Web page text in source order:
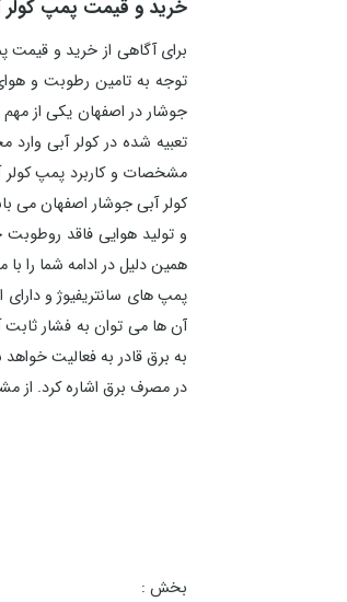
خرید و قیمت پمپ کولر
برای آگاهی از خرید و
توجه به تامین رطوبت و
جوشار در اصفهان یکی از
تعبیه شده در کولر آبی
مشخصات و کاربرد پمپ
کولر آبی جوشار اصفهان می
و تولید هوایی فاقد
همین دلیل در ادامه شما را
پمپ های سانتریفیوژ و دارای
آن ها می توان به فشار ثابت
به برق قادر به فعالیت
در مصرف برق اشاره کرد. از
بخش :